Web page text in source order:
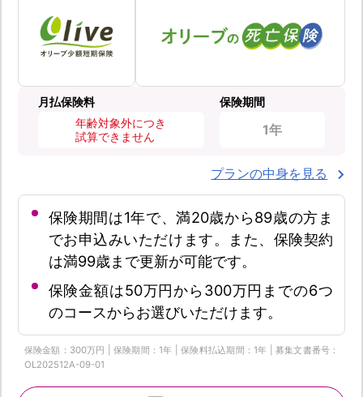
月払保険料
年齢対象外につき
試算できません
保険期間
1年
プランの中身を見る
保険期間は1年で、満20歳から89歳の方ま
でお申込みいただけます。また、保険契約
は満99歳まで更新が可能です。
保険金額は50万円から300万円までの6つ
のコースからお選びいただけます。
保険金額：300万円 | 保険期間：1年 | 保険料払込期間：1年 | 募集文書番号：
OL202512A-09-01